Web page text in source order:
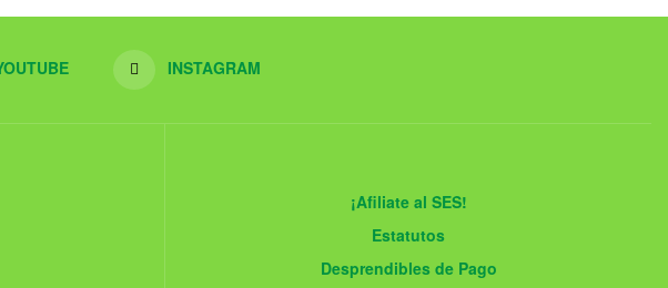
INSTAGRAM
¡Afiliate al SES!
Estatutos
Desprendibles de Pago